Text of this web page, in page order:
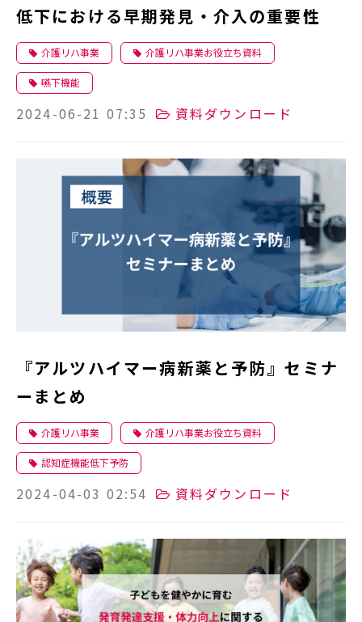
低下における早期発見・介入の重要性
介護リハ事業 介護リハ事業お役立ち資料
嚥下機能
2024-06-21 07:35 資料ダウンロード
『アルツハイマー病新薬と予防』セミナ
ーまとめ
介護リハ事業 介護リハ事業お役立ち資料
認知症機能低下予防
2024-04-03 02:54 資料ダウンロード